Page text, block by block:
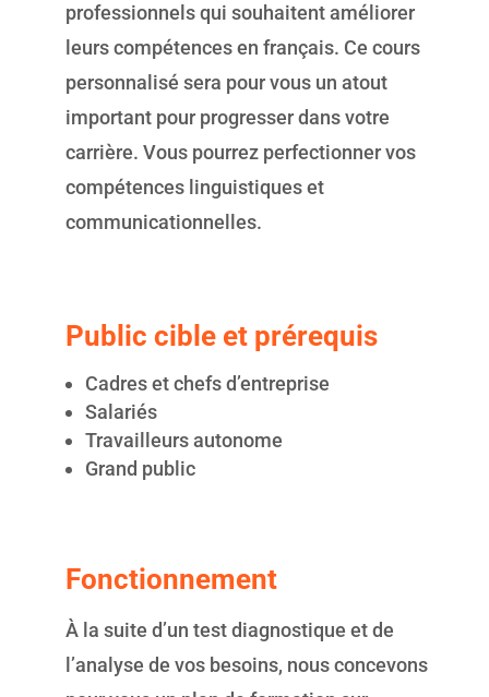
professionnels qui souhaitent améliorer
leurs compétences en français. Ce cours
personnalisé sera pour vous un atout
important pour progresser dans votre
carrière. Vous pourrez perfectionner vos
compétences linguistiques et
communicationnelles.
Public cible et prérequis
Cadres et chefs d’entreprise
Salariés
Travailleurs autonome
Grand public
Fonctionnement
À la suite d’un test diagnostique et de
l’analyse de vos besoins, nous concevons